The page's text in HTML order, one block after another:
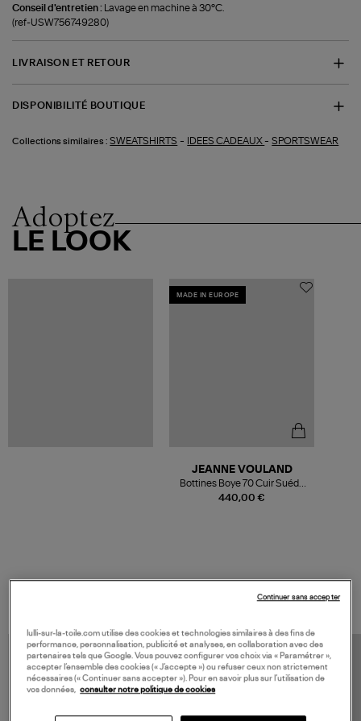
Conseil d'entretien :
Lavage en machine à 30°C.
(ref-USW756749280)
LIVRAISON ET RETOUR
DISPONIBILITÉ BOUTIQUE
Collections similaires : SWEATSHIRTS - IDEES CADEAUX -SPORTSWEAR
Adoptez
LE LOOK
MADE IN EUROPE
440,00 €
JEANNE VOULAND
Bottines Boye 70 Cuir Suédé
Noir
VOS DERNIERS PRODUITS VUS
lulli-sur-la-toile.com utilise des cookies et technologies similaires à des fins de
performance, personnalisation, publicité et analyses, en collaboration avec des
partenaires tels que Google. Vous pouvez configurer vos choix via « Paramétrer »,
accepter l’ensemble des cookies (« J’accepte ») ou refuser ceux non strictement
nécessaires (« Continuer sans accepter »). Pour en savoir plus sur l’utilisation de
vos données, consulter notre politique de cookies
Continuer sans accepter